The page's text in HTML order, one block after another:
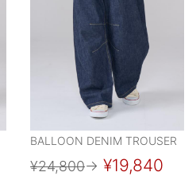
BALLOON DENIM TROUSER
¥24,800→ ¥19,840